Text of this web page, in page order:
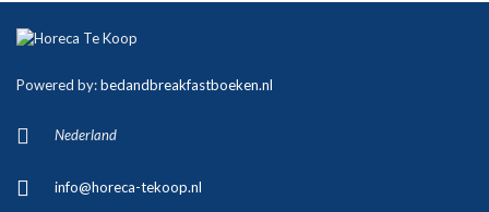
Powered by:bedandbreakfastboeken.nl
Nederland
info@horeca-tekoop.nl